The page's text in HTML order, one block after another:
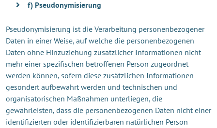
f) Pseudonymisierung
Pseudonymisierung ist die Verarbeitung personenbezogener
Daten in einer Weise, auf welche die personenbezogenen
Daten ohne Hinzuziehung zusätzlicher Informationen nicht
mehr einer spezifischen betroffenen Person zugeordnet
werden können, sofern diese zusätzlichen Informationen
gesondert aufbewahrt werden und technischen und
organisatorischen Maßnahmen unterliegen, die
gewährleisten, dass die personenbezogenen Daten nicht einer
identifizierten oder identifizierbaren natürlichen Person